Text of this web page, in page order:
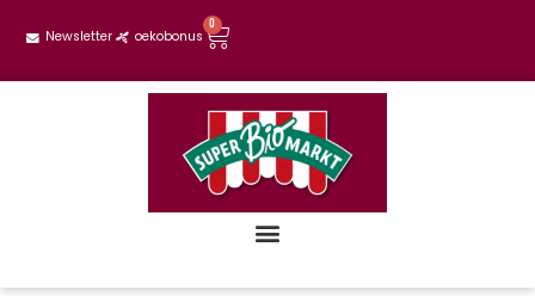
Newsletter oekobonus
0